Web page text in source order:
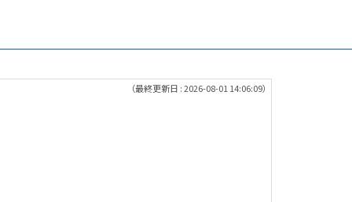
（最終更新日 : 2026-08-01 14:06:09）